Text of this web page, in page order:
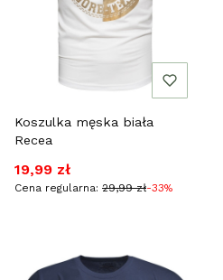
Koszulka męska biała
Recea
Cena promocyjna
19,99 zł
Cena regularna: 29,99 zł-33%